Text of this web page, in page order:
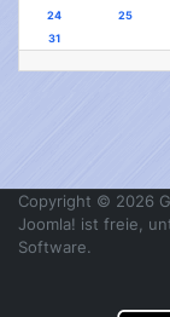
24
25
31
Copyright © 2026
Joomla! ist freie,
Software.